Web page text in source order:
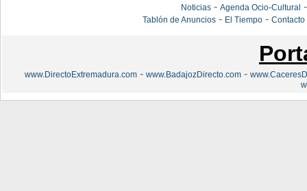
Noticias- Agenda Ocio-Cultural
Tablón de Anuncios- El Tiempo- Contacto
www.DirectoExtremadura.com - www.BadajozDirecto.com -